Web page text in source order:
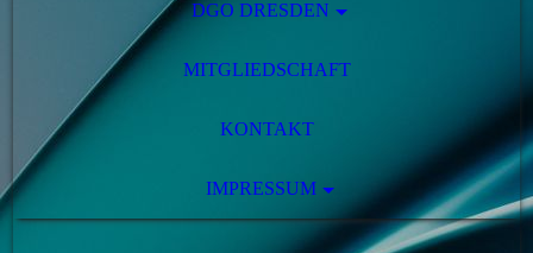
DGO DRESDEN
MITGLIEDSCHAFT
KONTAKT
IMPRESSUM